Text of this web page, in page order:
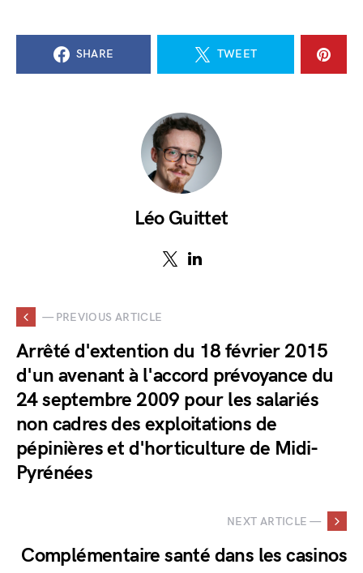
SHARE TWEET
Léo Guittet
— PREVIOUS ARTICLE
Arrêté d'extention du 18 février 2015
d'un avenant à l'accord prévoyance du
24 septembre 2009 pour les salariés
non cadres des exploitations de
pépinières et d'horticulture de Midi-
Pyrénées
NEXT ARTICLE —
Complémentaire santé dans les casinos